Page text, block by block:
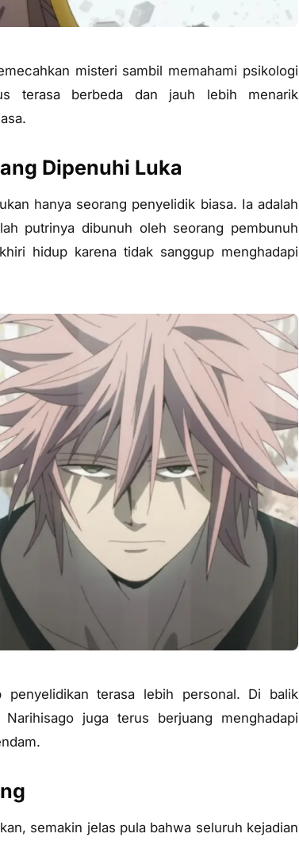
misteri sambil memahami psikologi
terasa berbeda dan jauh lebih menarik
Dipenuhi Luka
hanya seorang penyelidik biasa. Ia adalah
putrinya dibunuh oleh seorang pembunuh
hidup karena tidak sanggup menghadapi
penyelidikan terasa lebih personal. Di balik
juga terus berjuang menghadapi
semakin jelas pula bahwa seluruh kejadian